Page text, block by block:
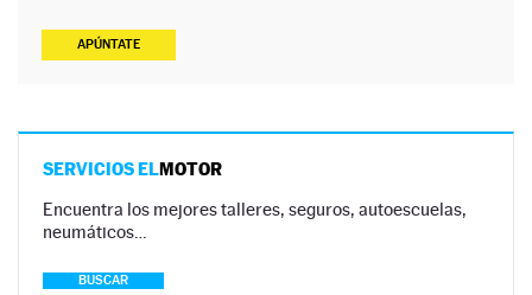
APÚNTATE
SERVICIOS ELMOTOR
Encuentra los mejores talleres, seguros, autoescuelas,
neumáticos…
BUSCAR